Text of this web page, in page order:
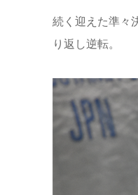
続く迎えた準々
り返し逆転。